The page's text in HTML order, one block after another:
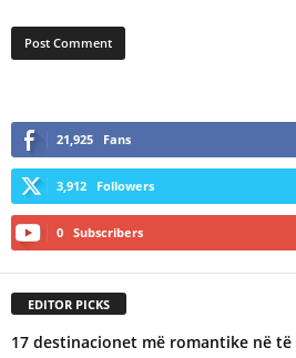
21,925 Fans
3,912 Followers
0 Subscribers
EDITOR PICKS
17 destinacionet më romantike në